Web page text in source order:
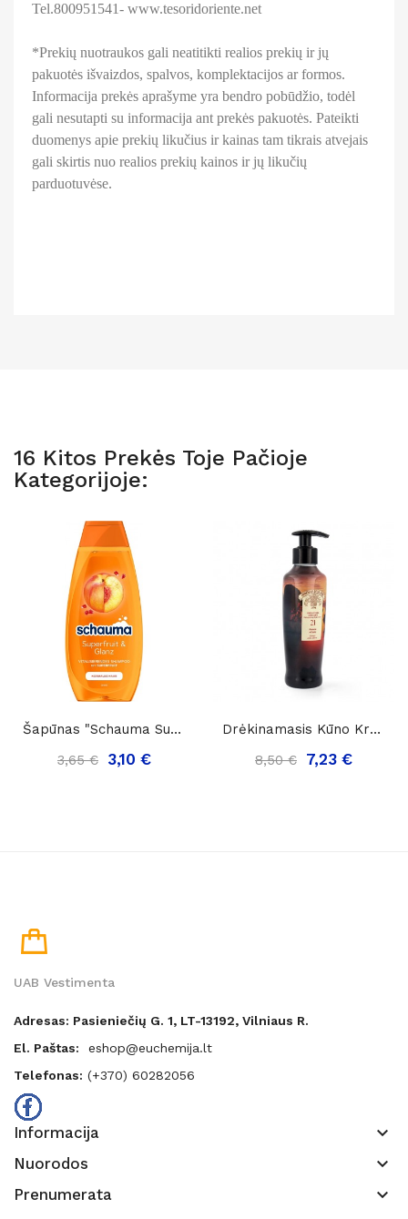
Tel.800951541- www.tesoridoriente.net
*Prekių nuotraukos gali neatitikti realios prekių ir jų
pakuotės išvaizdos, spalvos, komplektacijos ar formos.
Informacija prekės aprašyme yra bendro pobūdžio, todėl
gali nesutapti su informacija ant prekės pakuotės. Pateikti
duomenys apie prekių likučius ir kainas tam tikrais atvejais
gali skirtis nuo realios prekių kainos ir jų likučių
parduotuvėse.
16 Kitos Prekės Toje Pačioje
Kategorijoje:
Šapūnas "Schauma Superfruit & Glanz", 400ml.
3,65 €
3,10 €
Drėkinamasis Kūno Kremas „Compagnia Delle India...
8,50 €
7,23 €
UAB Vestimenta
Adresas: Pasieniečių G. 1, LT-13192, Vilniaus R.
El. Paštas:
eshop@euchemija.lt
Telefonas: (+370) 60282056
Informacija keyboard_arrow_down
Nuorodos keyboard_arrow_down
Prenumerata keyboard_arrow_down